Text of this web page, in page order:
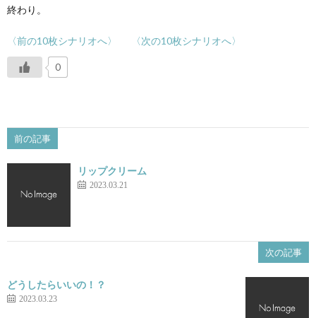
終わり。
〈前の10枚シナリオへ〉 〈次の10枚シナリオへ〉
0
前の記事
リップクリーム
2023.03.21
次の記事
どうしたらいいの！？
2023.03.23